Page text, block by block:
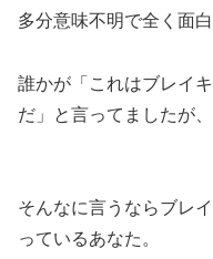
多分意味不明で全く面
誰かが「これはブレイ
だ」と言ってましたが
そんなに言うならブレ
っているあなた。